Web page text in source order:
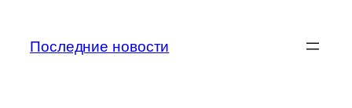
содержимому
Последние новости